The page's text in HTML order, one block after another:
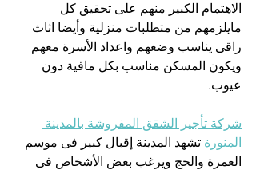
الاهتمام الكبير منهم على تحقيق كل
مايلزمهم من متطلبات منزلية وأيضا اثاث
راقى يناسب وضعهم واعداد الأسرة معهم
ويكون المسكن مناسب بكل مافية دون
عيوب.
شركة تأجير الشقق المفروشة بالمدينة
المنورة تشهد المدينة إقبال كبير فى موسم
العمرة والحج ويرغب بعض الأشخاص فى